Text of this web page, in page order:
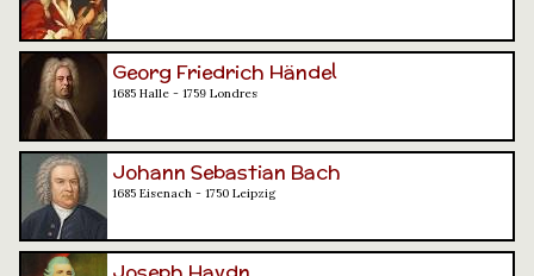
Georg Friedrich Händel
1685 Halle - 1759 Londres
Johann Sebastian Bach
1685 Eisenach - 1750 Leipzig